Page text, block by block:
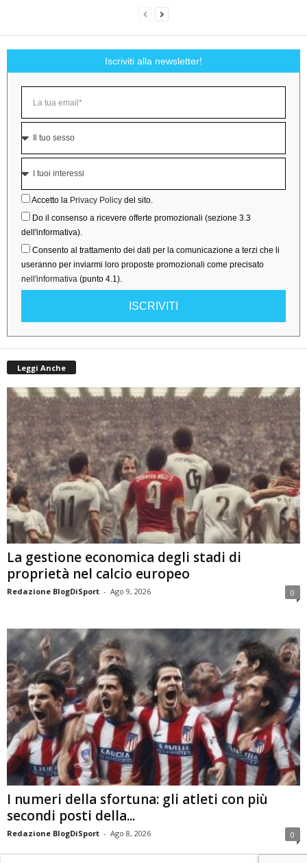
Iscriviti alla newsletter!
Accetto la Privacy Policy del sito.
Do il consenso a ricevere offerte promozionali (sezione 3.3
dell'informativa).
Consento al trattamento dei dati per la comunicazione a terzi che li
useranno per inviarmi loro proposte promozionali come precisato
nell'informativa (punto 4.1).
ISCRIVITI
Leggi Anche
La gestione economica degli stadi di
proprietà nel calcio europeo
Redazione BlogDiSport - Ago 9, 2026 0
I numeri della sfortuna: gli atleti con più
secondi posti della...
Redazione BlogDiSport - Ago 8, 2026 0